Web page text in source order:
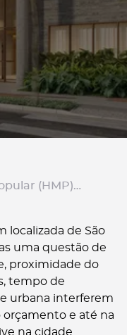
Habitação de Mercado Popular (HMP) em São Paulo: guia completo para compradores e investidores
localizada de São
uma questão de
proximidade do
tempo de
urbana interferem
e até na
na cidade.